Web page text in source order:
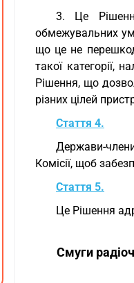
3. Це
обмежувальних
що це не
такої категорії,
Рішення, що
різних цілей
Стаття 4.
Держави-
Комісії, щоб
Стаття 5.
Це Рішення
Смуги